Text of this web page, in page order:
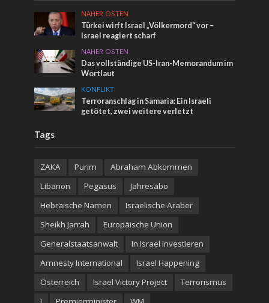
NAHER OSTEN
Türkei wirft Israel „Völkermord“ vor –
Israel reagiert scharf
NAHER OSTEN
Das vollständige US-Iran-Memorandum im
Wortlaut
KONFLIKT
Terroranschlag in Samaria: Ein Israeli
getötet, zwei weitere verletzt
Tags
ZAKA Purim
Abraham Abkommen
Libanon
Pegasus
Jahresabo
Hebräische Namen
Israelische Araber
Sheikh Jarrah
Europäische Union
Generalstaatsanwalt
In Israel investieren
Amnesty International
Israel Happening
Österreich
Israel Victory Project
Terrorismus